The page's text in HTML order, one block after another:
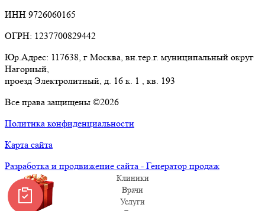
ИНН 9726060165
ОГРН: 1237700829442
Юр.Адрес: 117638, г Москва, вн.тер.г. муниципальный округ
Нагорный,
проезд Электролитный, д. 16 к. 1 , кв. 193
Все права защищены ©2026
Политика конфиденциальности
Карта сайта
Разработка и продвижение сайта - Генератор продаж
Клиники
Врачи
Услуги